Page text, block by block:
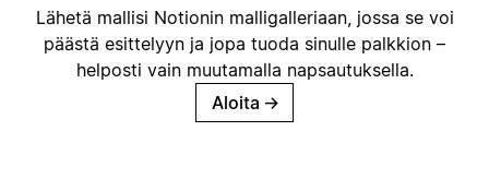
Lähetä mallisi Notionin malligalleriaan, jossa se voi
päästä esittelyyn ja jopa tuoda sinulle palkkion –
helposti vain muutamalla napsautuksella.
Aloita →